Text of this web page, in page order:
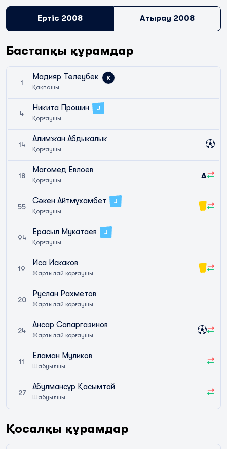
Ертіс 2008 Атырау 2008
Бастапқы құрамдар
1
Мадияр Төлеубек
Қақпашы
К
4
Никита Прошин
Қорғаушы
J
14
Алимжан Абдыкалык
Қорғаушы
18
Магомед Евлоев
Қорғаушы A
55
Сәкен Айтмұхамбет
Қорғаушы
J
94
Ерасыл Мукатаев
Қорғаушы
J
19
Иса Искаков
Жартылай қорғаушы
20
Руслан Рахметов
Жартылай қорғаушы
24
Ансар Сапаргазинов
Жартылай қорғаушы
11
Еламан Муликов
Шабуылшы
27
Абулмансұр Қасымтай
Шабуылшы
Қосалқы құрамдар